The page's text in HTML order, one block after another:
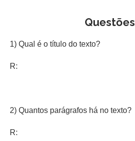
Questões
1) Qual é o título do texto?
R:
2) Quantos parágrafos há no texto?
R: